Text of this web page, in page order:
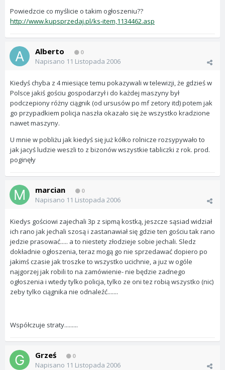
Powiedzcie co myślicie o takim ogłoszeniu??
http://www.kupsprzedaj.pl/ks-item,1134462.asp
Alberto 0
Napisano 11 Listopada 2006
Kiedyś chyba z 4 miesiące temu pokazywali w telewizji, że gdzieś w
Polsce jakiś gościu gospodarzył i do każdej maszyny był
podczepiony różny ciągnik (od ursusów po mf zetory itd) potem jak
go przypadkiem policja naszła okazało się że wszystko kradzione
nawet maszyny.
U mnie w pobliżu jak kiedyś się już kółko rolnicze rozsypywało to
jak jacyś ludzie weszli to z bizonów wszystkie tabliczki z rok. prod.
poginęły
marcian 0
Napisano 11 Listopada 2006
Kiedys gościowi zajechali 3p z sipmą kostką, jeszcze sąsiad widział
ich rano jak jechali szosą i zastanawiał się gdzie ten gościu tak rano
jedzie prasować..... a to niestety złodzieje sobie jechali. Sledz
dokładnie ogłoszenia, teraz mogą go nie sprzedawać dopiero po
jakimś czasie jak troszke to wszystko ucichnie, a juz w ogóle
najgorzej jak robili to na zamówienie- nie będzie zadnego
ogłoszenia i wtedy tylko policja, tylko ze oni tez robią wszystko (nic)
zeby tylko ciągnika nie odnaleźć.......
Współczuje straty.........
Grześ 0
Napisano 11 Listopada 2006